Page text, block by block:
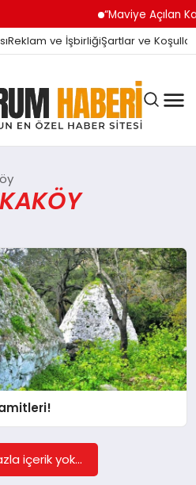
“Maviye Açılan
Reklam ve İşbirliğiŞartlar ve Koşullar
içerik yok...